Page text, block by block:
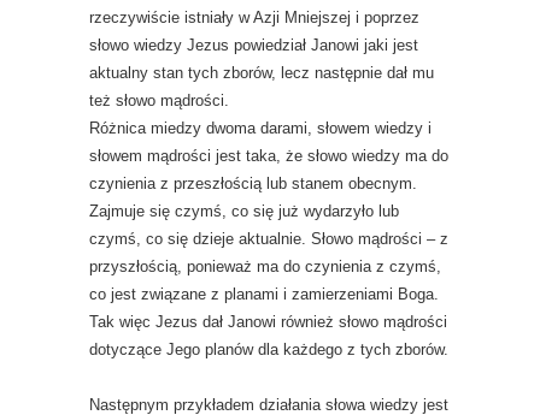
rzeczywiście istniały w Azji Mniejszej i poprzez
słowo wiedzy Jezus powiedział Janowi jaki jest
aktualny stan tych zborów, lecz następnie dał mu
też słowo mądrości.
Różnica miedzy dwoma darami, słowem wiedzy i
słowem mądrości jest taka, że słowo wiedzy ma do
czynienia z przeszłością lub stanem obecnym.
Zajmuje się czymś, co się już wydarzyło lub
czymś, co się dzieje aktualnie. Słowo mądrości – z
przyszłością, ponieważ ma do czynienia z czymś,
co jest związane z planami i zamierzeniami Boga.
Tak więc Jezus dał Janowi również słowo mądrości
dotyczące Jego planów dla każdego z tych zborów.
Następnym przykładem działania słowa wiedzy jest